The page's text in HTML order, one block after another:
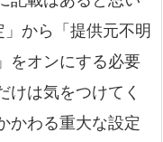
から「提供元不明
をオンにする必要
けは気をつけてく
かわる重大な設定